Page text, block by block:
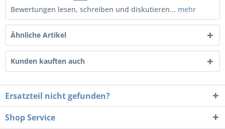
Bewertungen lesen, schreiben und diskutieren... mehr
Ähnliche Artikel
Kunden kauften auch
Ersatzteil nicht gefunden?
Shop Service